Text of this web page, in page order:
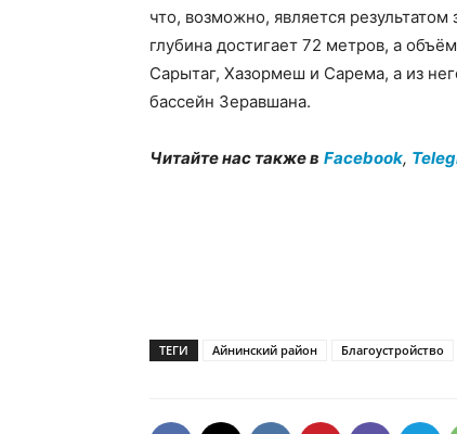
что, возможно, является
глубина достигает 72 метров, а
Сарытаг, Хазормеш и Сарема, а из
бассейн Зеравшана.
Читайте нас также в Facebook,
ТЕГИ Айнинский район Благоустройство